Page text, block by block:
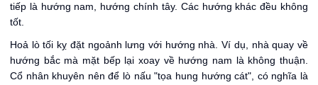
tiếp là hướng nam, hướng chính tây. Các hướng khác đều không
tốt.
Hoả lò tối kỵ đặt ngoảnh lưng với hướng nhà. Ví dụ, nhà quay về
hướng bắc mà mặt bếp lại xoay về hướng nam là không thuận.
Cổ nhân khuyên nên để lò nấu "tọa hung hướng cát", có nghĩa là